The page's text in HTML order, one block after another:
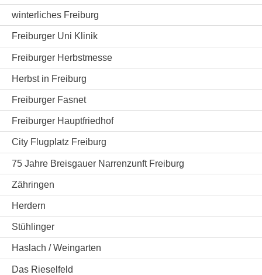
winterliches Freiburg
Freiburger Uni Klinik
Freiburger Herbstmesse
Herbst in Freiburg
Freiburger Fasnet
Freiburger Hauptfriedhof
City Flugplatz Freiburg
75 Jahre Breisgauer Narrenzunft Freiburg
Zähringen
Herdern
Stühlinger
Haslach / Weingarten
Das Rieselfeld